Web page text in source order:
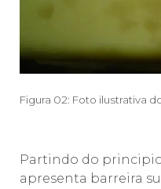
Figura 02: Foto ilustrativa
Partindo do
apresenta barreira